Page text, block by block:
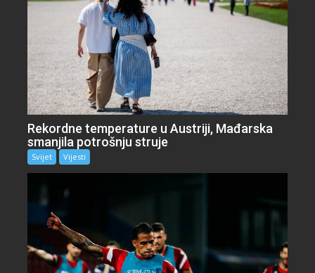
Rekordne temperature u Austriji, Mađarska
smanjila potrošnju struje
Svijet Vijesti